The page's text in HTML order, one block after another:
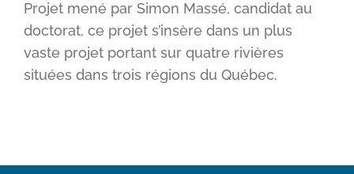
Projet mené par Simon Massé, candidat au
doctorat, ce projet s’insère dans un plus
vaste projet portant sur quatre rivières
situées dans trois régions du Québec.